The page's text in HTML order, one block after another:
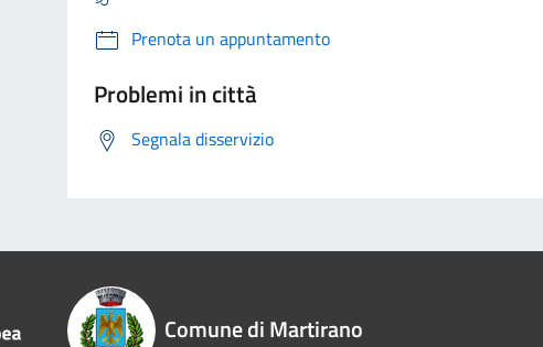
Prenota un appuntamento
Problemi in città
Segnala disservizio
Comune di Martirano